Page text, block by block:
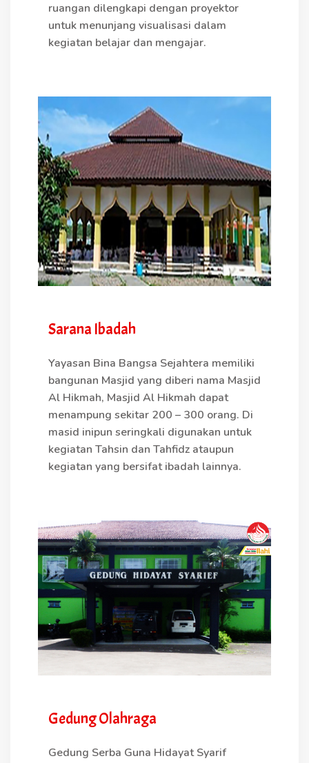
ruangan dilengkapi dengan proyektor
untuk menunjang visualisasi dalam
kegiatan belajar dan mengajar.
Sarana Ibadah
Yayasan Bina Bangsa Sejahtera memiliki
bangunan Masjid yang diberi nama Masjid
Al Hikmah, Masjid Al Hikmah dapat
menampung sekitar 200 – 300 orang. Di
masid inipun seringkali digunakan untuk
kegiatan Tahsin dan Tahfidz ataupun
kegiatan yang bersifat ibadah lainnya.
Gedung Olahraga
Gedung Serba Guna Hidayat Syarif